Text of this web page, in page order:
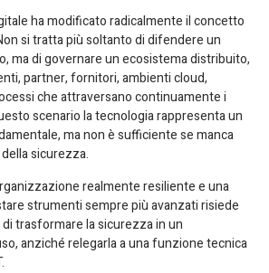
ha modificato radicalmente il concetto
si tratta più soltanto di difendere un
ma di governare un ecosistema distribuito,
partner, fornitori, ambienti cloud,
che attraversano continuamente i
scenario la tecnologia rappresenta un
ma non è sufficiente se manca
sicurezza.
realmente resiliente e una
strumenti sempre più avanzati risiede
trasformare la sicurezza in un
anziché relegarla a una funzione tecnica